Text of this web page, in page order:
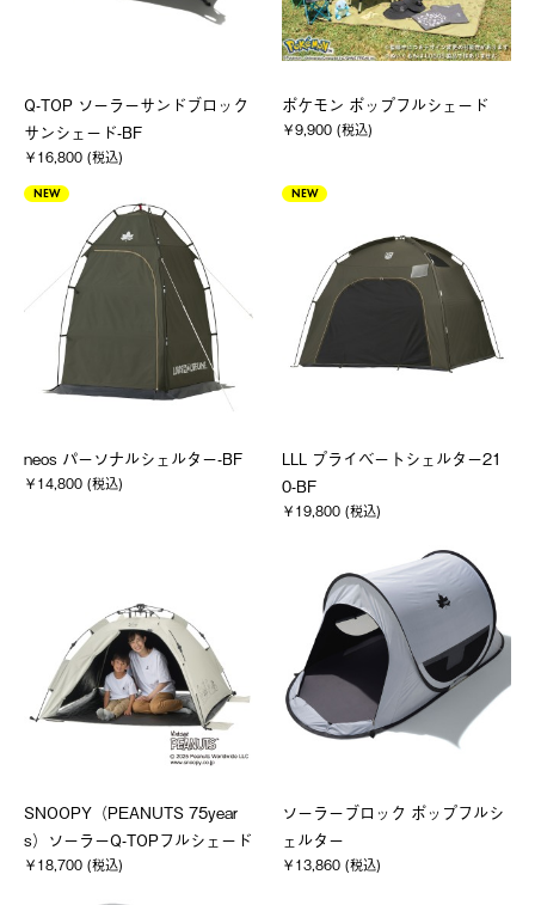
Q-TOP ソーラーサンドブロック
サンシェード-BF
￥16,800 (税込)
ポケモン ポップフルシェード
￥9,900 (税込)
NEW
neos パーソナルシェルター-BF
￥14,800 (税込)
NEW
LLL プライベートシェルター21
0-BF
￥19,800 (税込)
SNOOPY（PEANUTS 75year
s）ソーラーQ-TOPフルシェード
￥18,700 (税込)
ソーラーブロック ポップフルシ
ェルター
￥13,860 (税込)